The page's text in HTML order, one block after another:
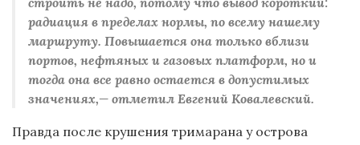
радиация в пределах нормы, по всему нашему
маршруту. Повышается она только вблизи
портов, нефтяных и газовых платформ, но и
тогда она все равно остается в допустимых
значениях,— отметил Евгений Ковалевский.
Правда после крушения тримарана у острова